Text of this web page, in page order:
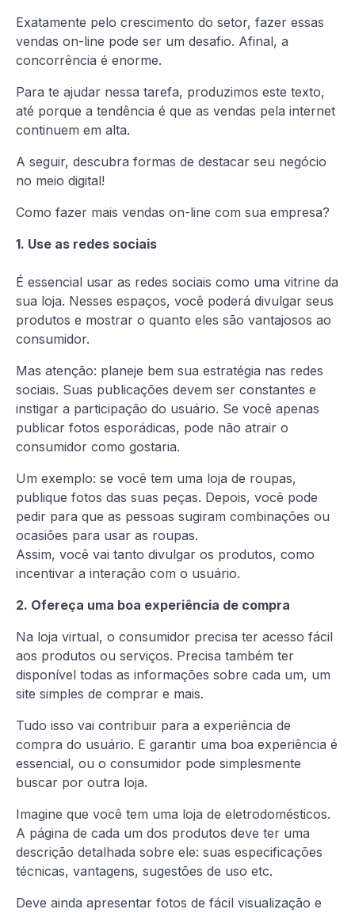
Exatamente pelo crescimento do setor, fazer essas
vendas on-line pode ser um desafio. Afinal, a
concorrência é enorme.
Para te ajudar nessa tarefa, produzimos este texto,
até porque a tendência é que as vendas pela internet
continuem em alta.
A seguir, descubra formas de destacar seu negócio
no meio digital!
Como fazer mais vendas on-line com sua empresa?
1. Use as redes sociais
É essencial usar as redes sociais como uma vitrine da
sua loja. Nesses espaços, você poderá divulgar seus
produtos e mostrar o quanto eles são vantajosos ao
consumidor.
Mas atenção: planeje bem sua estratégia nas redes
sociais. Suas publicações devem ser constantes e
instigar a participação do usuário. Se você apenas
publicar fotos esporádicas, pode não atrair o
consumidor como gostaria.
Um exemplo: se você tem uma loja de roupas,
publique fotos das suas peças. Depois, você pode
pedir para que as pessoas sugiram combinações ou
ocasiões para usar as roupas.
Assim, você vai tanto divulgar os produtos, como
incentivar a interação com o usuário.
2. Ofereça uma boa experiência de compra
Na loja virtual, o consumidor precisa ter acesso fácil
aos produtos ou serviços. Precisa também ter
disponível todas as informações sobre cada um, um
site simples de comprar e mais.
Tudo isso vai contribuir para a experiência de
compra do usuário. E garantir uma boa experiência é
essencial, ou o consumidor pode simplesmente
buscar por outra loja.
Imagine que você tem uma loja de eletrodomésticos.
A página de cada um dos produtos deve ter uma
descrição detalhada sobre ele: suas especificações
técnicas, vantagens, sugestões de uso etc.
Deve ainda apresentar fotos de fácil visualização e